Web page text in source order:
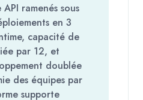
ramenés sous
en 3
capacité de
par 12, et
doublée
des équipes par
supporte